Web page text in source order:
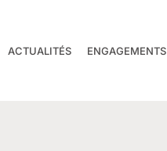
ACTUALITÉS ENGAGEMENTS